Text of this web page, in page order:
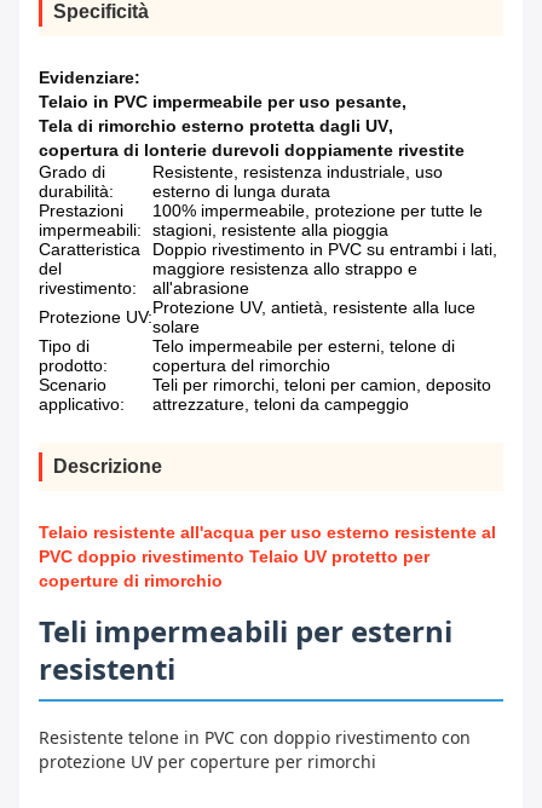
Specificità
Evidenziare:
Telaio in PVC impermeabile per uso pesante,
Tela di rimorchio esterno protetta dagli UV,
copertura di lonterie durevoli doppiamente rivestite
Grado di
durabilità:
Resistente, resistenza industriale, uso
esterno di lunga durata
Prestazioni
impermeabili:
100% impermeabile, protezione per tutte le
stagioni, resistente alla pioggia
Caratteristica
del
rivestimento:
Doppio rivestimento in PVC su entrambi i lati,
maggiore resistenza allo strappo e
all'abrasione
Protezione UV:Protezione UV, antietà, resistente alla luce
solare
Tipo di
prodotto:
Telo impermeabile per esterni, telone di
copertura del rimorchio
Scenario
applicativo:
Teli per rimorchi, teloni per camion, deposito
attrezzature, teloni da campeggio
Descrizione
Telaio resistente all'acqua per uso esterno resistente al
PVC doppio rivestimento Telaio UV protetto per
coperture di rimorchio
Teli impermeabili per esterni
resistenti
Resistente telone in PVC con doppio rivestimento con
protezione UV per coperture per rimorchi